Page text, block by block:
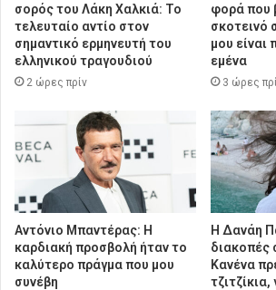
σορός του Λάκη Χαλκιά: Το
τελευταίο αντίο στον
σημαντικό ερμηνευτή του
ελληνικού τραγουδιού
2 ώρες πρίν
φορά που
σκοτεινό
μου είναι
εμένα
3 ώρες
Αντόνιο Μπαντέρας: Η
καρδιακή προσβολή ήταν το
καλύτερο πράγμα που μου
συνέβη
Η Δανάη
διακοπές
Κανένα